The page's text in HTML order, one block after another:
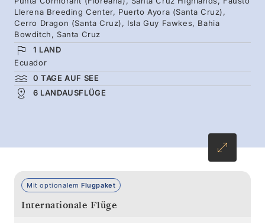
Meeresoberfläche werden Sie farbenprächtige
Korallenriffe voller Fische, grüne
Meeresschildkröten, Pinguine und Delfine
entdecken. An Land haben Sie die Möglichkeit,
große Gruppen von Meeres- und
Landleguanen, Pelzrobben und Seelöwen zu
Llerena Breeding Center, Puerto Ayora (Santa Cruz),
Cerro Dragon (Santa Cruz), Isla Guy Fawkes, Bahia
Bowditch, Santa Cruz
1 LAND
Ecuador
0 TAGE AUF SEE
6 LANDAUSFLÜGE
Mit optionalem Flugpaket
Internationale Flüge